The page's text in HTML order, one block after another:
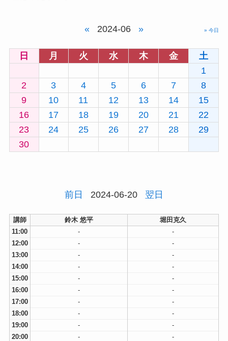
« 2024-06 » » 今日
日 月 火 水 木 金
土
1
2
3 4 5 6 7
8
9
10 11 12 13 14
15
16
17 18 19 20 21
22
23
24 25 26 27 28
29
30
前日 2024-06-20 翌日
講師 鈴木 悠平
堀田克久
11:00
-
-
12:00
-
-
13:00
-
-
14:00
-
-
15:00
-
-
16:00
-
-
17:00
-
-
18:00
-
-
19:00
-
-
20:00
-
-